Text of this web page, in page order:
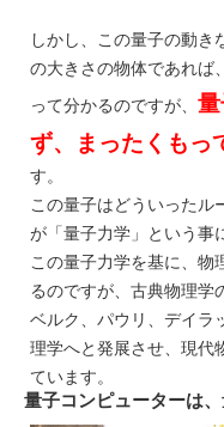
しかし、この量子の動
の大きさの物体であれば
って分かるのですが、
ず、まったくもっ
す。
この量子はどういったル
が「量子力学」という事
この量子力学を基に、物
るのですが、古典物理学
ベルク、パウリ、デイラ
理学へと発展させ、現代
ています。
量子コンピューターは